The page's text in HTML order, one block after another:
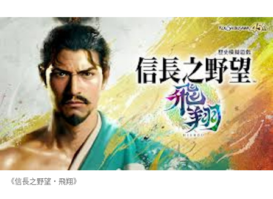
《信長之野望・飛翔》